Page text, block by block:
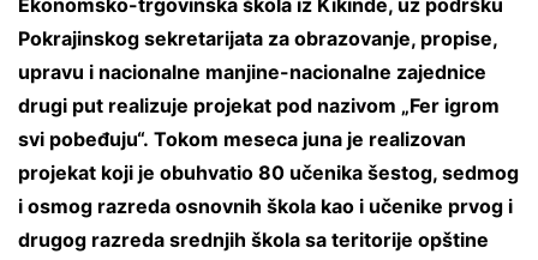
Ekonomsko-trgovinska škola iz Kikinde, uz podršku
Pokrajinskog sekretarijata za obrazovanje, propise,
upravu i nacionalne manjine-nacionalne zajednice
drugi put realizuje projekat pod nazivom „Fer igrom
svi pobeđuju“. Tokom meseca juna je realizovan
projekat koji je obuhvatio 80 učenika šestog, sedmog
i osmog razreda osnovnih škola kao i učenike prvog i
drugog razreda srednjih škola sa teritorije opštine